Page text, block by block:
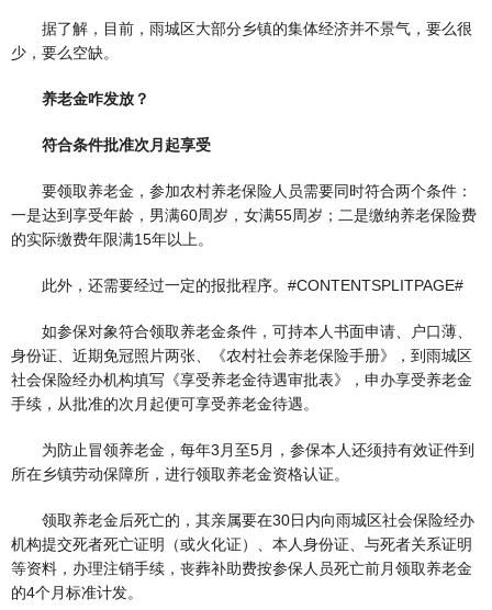
据了解，目前，雨城区大部分乡镇的集体经济并不景气，要么很
少，要么空缺。
养老金咋发放？
符合条件批准次月起享受
要领取养老金，参加农村养老保险人员需要同时符合两个条件：
一是达到享受年龄，男满60周岁，女满55周岁；二是缴纳养老保险费
的实际缴费年限满15年以上。
此外，还需要经过一定的报批程序。#CONTENTSPLITPAGE#
如参保对象符合领取养老金条件，可持本人书面申请、户口薄、
身份证、近期免冠照片两张、《农村社会养老保险手册》，到雨城区
社会保险经办机构填写《享受养老金待遇审批表》，申办享受养老金
手续，从批准的次月起便可享受养老金待遇。
为防止冒领养老金，每年3月至5月，参保本人还须持有效证件到
所在乡镇劳动保障所，进行领取养老金资格认证。
领取养老金后死亡的，其亲属要在30日内向雨城区社会保险经办
机构提交死者死亡证明（或火化证）、本人身份证、与死者关系证明
等资料，办理注销手续，丧葬补助费按参保人员死亡前月领取养老金
的4个月标准计发。